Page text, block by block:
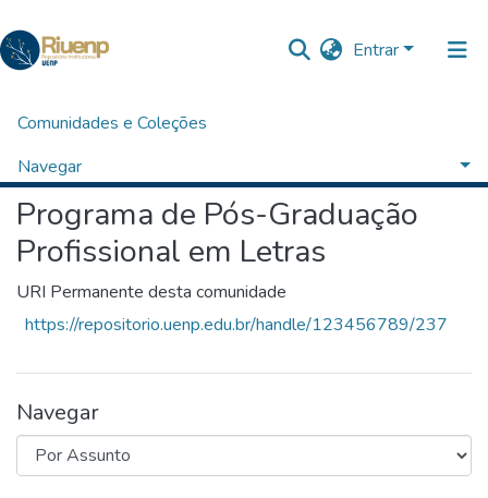
Entrar
Comunidades e Coleções
Navegar
Início
Linguística, Letras e Artes
Programa de Pós-Graduação
Profissional em Letras
URI Permanente desta comunidade
https://repositorio.uenp.edu.br/handle/123456789/237
Navegar